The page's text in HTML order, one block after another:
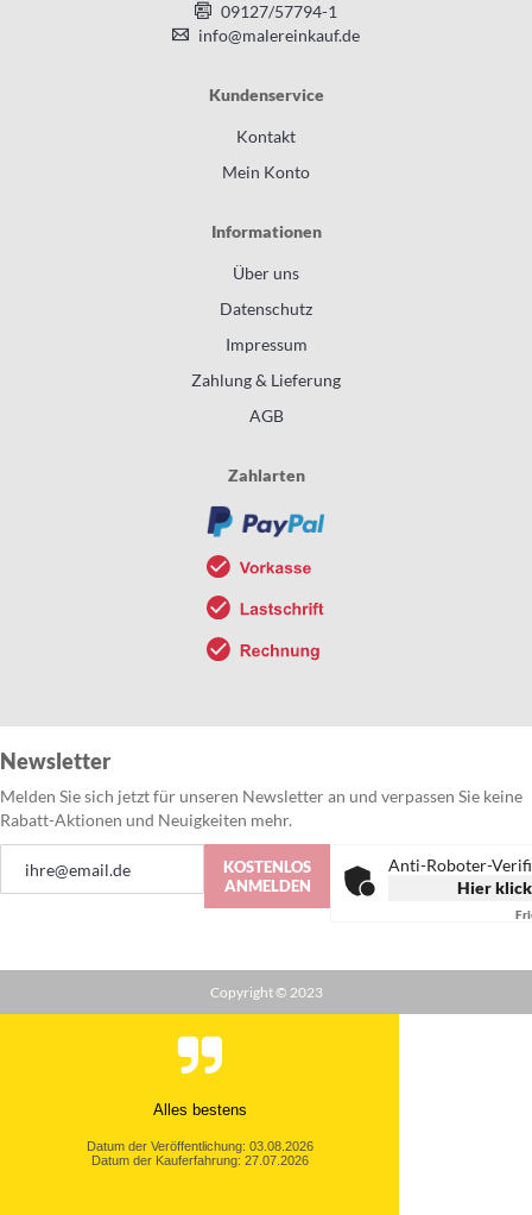
09127/57794-1
info@malereinkauf.de
Kundenservice
Kontakt
Mein Konto
Informationen
Über uns
Datenschutz
Impressum
Zahlung & Lieferung
AGB
Zahlarten
Newsletter
Melden Sie sich jetzt für unseren Newsletter an und verpassen Sie keine
Rabatt-Aktionen und Neuigkeiten mehr.
zum
KOSTENLOS
ANMELDEN
Anti-Roboter-
Hier
Copyright © 2023
Alles bestens
Datum der Veröffentlichung: 03.08.2026
Datum der Kauferfahrung: 27.07.2026